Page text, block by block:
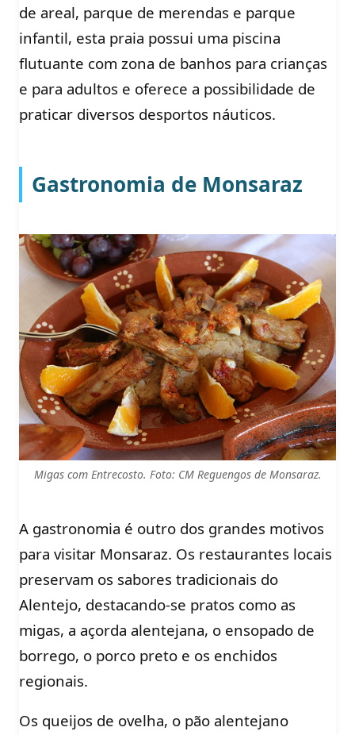
de areal, parque de merendas e parque
infantil, esta praia possui uma piscina
flutuante com zona de banhos para crianças
e para adultos e oferece a possibilidade de
praticar diversos desportos náuticos.
Gastronomia de Monsaraz
Migas com Entrecosto. Foto: CM Reguengos de Monsaraz.
A gastronomia é outro dos grandes motivos
para visitar Monsaraz. Os restaurantes locais
preservam os sabores tradicionais do
Alentejo, destacando-se pratos como as
migas, a açorda alentejana, o ensopado de
borrego, o porco preto e os enchidos
regionais.
Os queijos de ovelha, o pão alentejano